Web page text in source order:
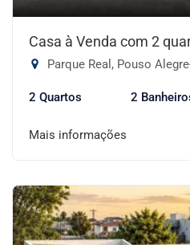
Casa à Venda com 2
Parque Real, Pouso
2 Quartos 2
Mais informações